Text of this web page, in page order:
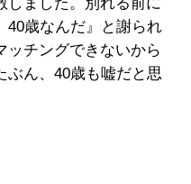
40歳なんだ』と謝られ
ッチングできないから
ぶん、40歳も嘘だと思